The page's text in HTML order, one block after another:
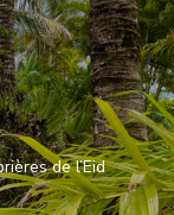
de l’Eid